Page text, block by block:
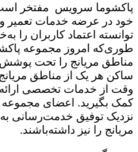
پاکشوما سرویس مفتخر
خود در عرضه خدمات تعمیر
توانسته اعتماد کاربران را
طوری‌که امروز مجموعه
مناطق مریانج را تحت پوشش
ساکن هر یک از مناطق
وقت از خدمات تخصصی
کمک بگیرید. اعضای مجموعه
نزدیک توفیق خدمت‌رسانی
مریانج را نیز داشته‌باشند.